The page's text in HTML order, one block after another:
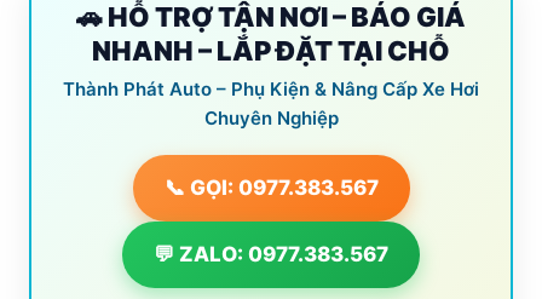
🚗 HỖ TRỢ TẬN NƠI – BÁO GIÁ
NHANH – LẮP ĐẶT TẠI CHỖ
Thành Phát Auto – Phụ Kiện & Nâng Cấp Xe Hơi
Chuyên Nghiệp
📞 GỌI: 0977.383.567
💬 ZALO: 0977.383.567